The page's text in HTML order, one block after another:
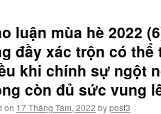
luận mùa hè 2022
đầy xác trộn có
khi chính sự ngột
còn đủ sức vung
on 17 Tháng Tám, 2022 bypost3